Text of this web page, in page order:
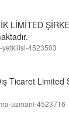
LİMİTED
yetkilisi-4523503
Ticaret
uzmani-4523716